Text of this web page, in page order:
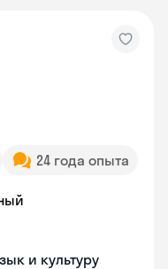
24 года опыта
и культуру